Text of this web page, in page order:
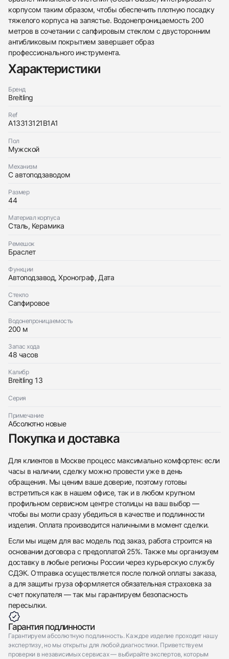
438
285
145
142
205
204
195
150
6
корпусом таким образом, чтобы обеспечить плотную посадку
тяжелого корпуса на запястье. Водонепроницаемость 200
метров в сочетании с сапфировым стеклом с двусторонним
антибликовым покрытием завершает образ
профессионального инструмента.
Характеристики
Бренд
Breitling
Ref
A13313121B1A1
Пол
Мужской
Механизм
С автоподзаводом
Размер
44
Материал корпуса
Сталь, Керамика
Ремешок
Браслет
Функции
Автоподзавод, Хронограф, Дата
Стекло
Сапфировое
Водонепроницаемость
200 м
Запас хода
48 часов
Калибр
Breitling 13
Серия
Примечание
Абсолютно новые
Покупка и доставка
Для клиентов в Москве процесс максимально комфортен: если
часы в наличии, сделку можно провести уже в день
обращения. Мы ценим ваше доверие, поэтому готовы
встретиться как в нашем офисе, так и в любом крупном
профильном сервисном центре столицы на ваш выбор —
чтобы вы могли сразу убедиться в качестве и подлинности
изделия. Оплата производится наличными в момент сделки.
Если мы ищем для вас модель под заказ, работа строится на
основании договора с предоплатой 25%. Также мы организуем
доставку в любые регионы России через курьерскую службу
СДЭК. Отправка осуществляется после полной оплаты заказа,
а для защиты груза оформляется обязательная страховка за
счет покупателя — так мы гарантируем безопасность
пересылки.
Гарантия подлинности
Гарантируем абсолютную подлинность. Каждое изделие проходит нашу
экспертизу, но мы открыты для любой диагностики. Приветствуем
проверки в независимых сервисах — выбирайте экспертов, которым
Оставьте ваши контактные данные и мы свяжемся
Трейд-ин часов
с вами
Breitling
Приложите фото ваших часов…